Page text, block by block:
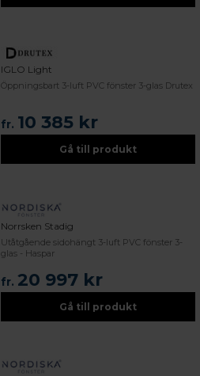
IGLO Light
Öppningsbart 3-luft PVC fönster 3-glas Drutex
fr. 10 385 kr
Gå till produkt
Norrsken Stadig
Utåtgående sidohängt 3-luft PVC fönster 3-
glas - Haspar
fr. 20 997 kr
Gå till produkt